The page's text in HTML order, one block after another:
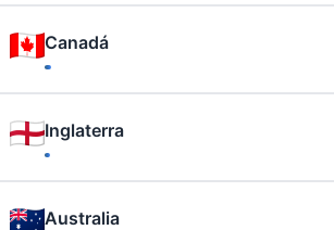
Canadá
Inglaterra
Australia